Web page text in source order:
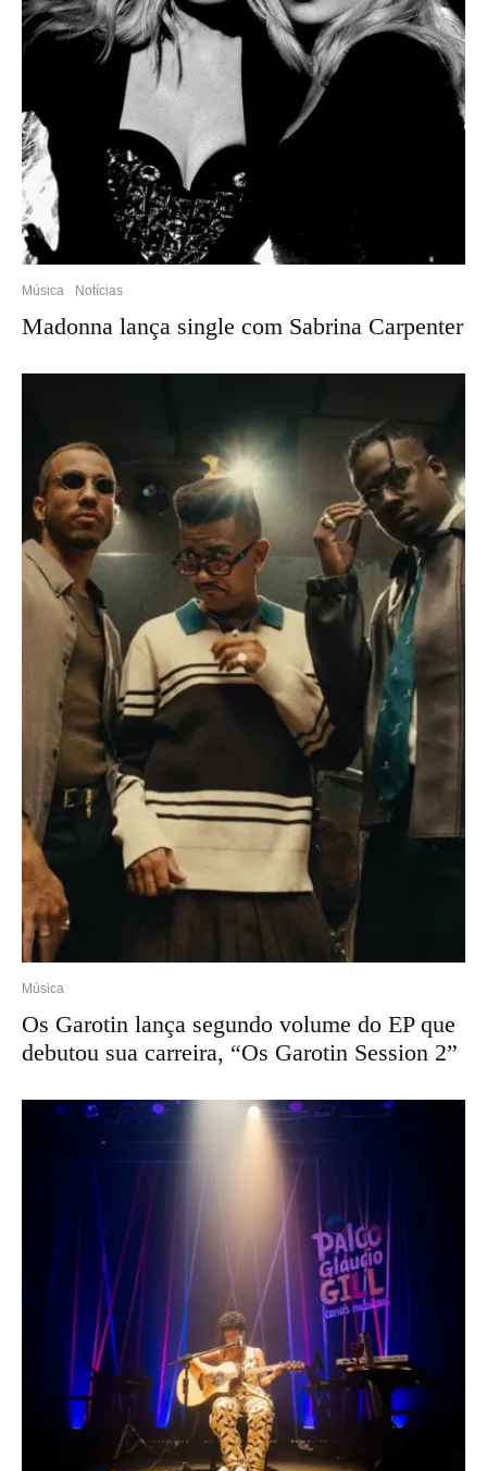
Música Notícias
Madonna lança single com Sabrina Carpenter
Música
Os Garotin lança segundo volume do EP que
debutou sua carreira, “Os Garotin Session 2”